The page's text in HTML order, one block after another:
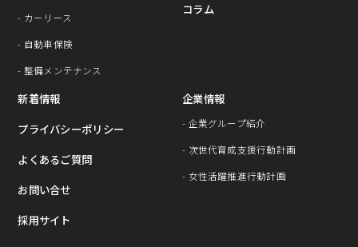
- カーリース
- ⾃動⾞保険
- 整備メンテナンス
コラム
新着情報
プライバシーポリシー
よくあるご質問
お問い合せ
企業情報
- 企業グループ紹介
- 次世代育成⽀援⾏動計画
- 女性活躍推進行動計画
採用サイト